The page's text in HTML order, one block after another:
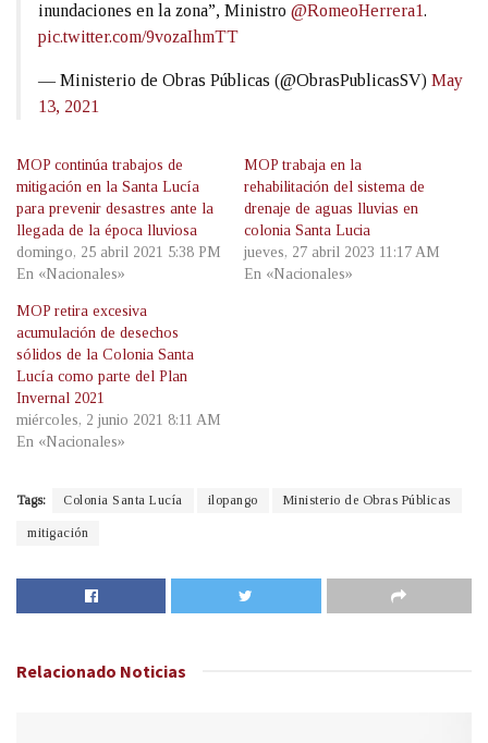
inundaciones en la zona”, Ministro @RomeoHerrera1.
pic.twitter.com/9vozaIhmTT
— Ministerio de Obras Públicas (@ObrasPublicasSV) May
13, 2021
MOP continúa trabajos de
mitigación en la Santa Lucía
para prevenir desastres ante la
llegada de la época lluviosa
domingo, 25 abril 2021 5:38 PM
En «Nacionales»
MOP trabaja en la
rehabilitación del sistema de
drenaje de aguas lluvias en
colonia Santa Lucia
jueves, 27 abril 2023 11:17 AM
En «Nacionales»
MOP retira excesiva
acumulación de desechos
sólidos de la Colonia Santa
Lucía como parte del Plan
Invernal 2021
miércoles, 2 junio 2021 8:11 AM
En «Nacionales»
Tags: Colonia Santa Lucía ilopango Ministerio de Obras Públicas
mitigación
Relacionado Noticias